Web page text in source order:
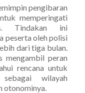
pengibaran
memperingati
Tindakan ini
peserta oleh polisi
dari tiga bulan.
mengambil peran
rencana untuk
wilayah
otonominya.